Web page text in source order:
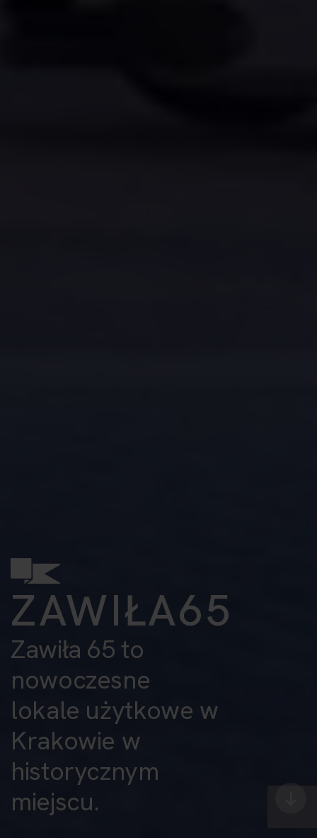
ZAWIŁA65
Zawiła 65 to
nowoczesne
lokale użytkowe w
Krakowie w
historycznym
miejscu.